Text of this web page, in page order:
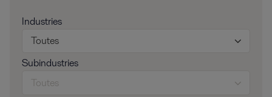
Industries
Toutes
Subindustries
Toutes